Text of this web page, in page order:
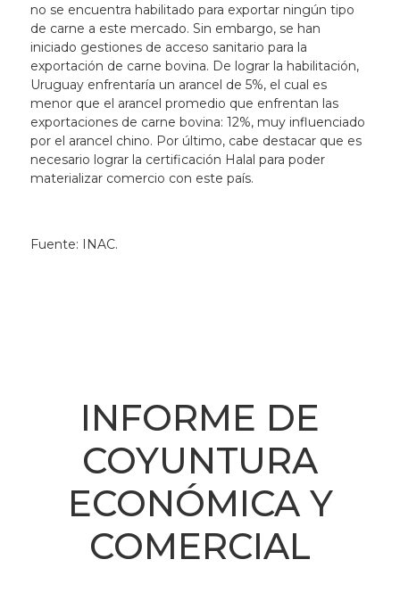
no se encuentra habilitado para exportar ningún tipo
de carne a este mercado. Sin embargo, se han
iniciado gestiones de acceso sanitario para la
exportación de carne bovina. De lograr la habilitación,
Uruguay enfrentaría un arancel de 5%, el cual es
menor que el arancel promedio que enfrentan las
exportaciones de carne bovina: 12%, muy influenciado
por el arancel chino. Por último, cabe destacar que es
necesario lograr la certificación Halal para poder
materializar comercio con este país.
Fuente: INAC.
INFORME DE
COYUNTURA
ECONÓMICA Y
COMERCIAL